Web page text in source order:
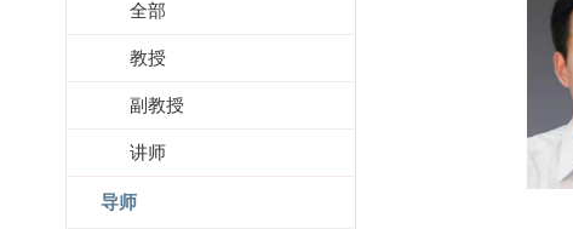
全部
教授
副教授
讲师
导师